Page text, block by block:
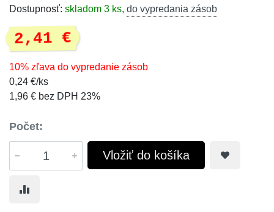
Dostupnosť: skladom 3 ks, do vypredania zásob
2,41 €
10% zľava do vypredanie zásob
0,24 €/ks
1,96 € bez DPH 23%
Počet:
Vložiť do košíka